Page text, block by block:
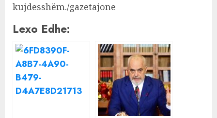
kujdesshëm./gazetajone
Lexo Edhe: